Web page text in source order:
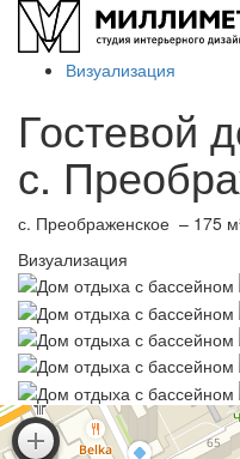
Визуализация
Гостевой
с.
с. Преображенское – 175
Визуализация